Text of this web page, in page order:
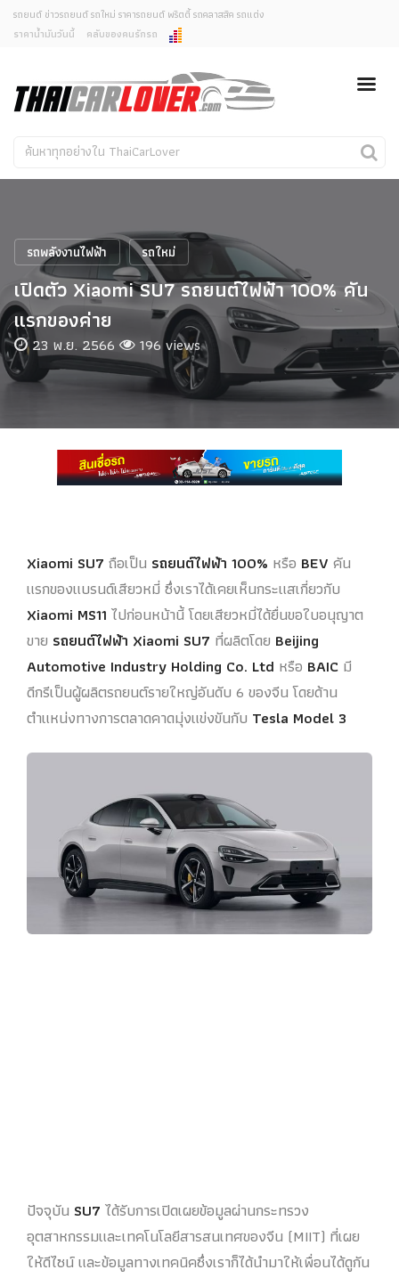
ยกเลิกการแจ้งเตือน
คุณต้องการยกเลิกการแจ้งเตือนข่าวสารเมื่อมีการอัพเดต
ใช่หรือไม่?
ไม่
รถยนต์ ข่าวรถยนต์ รถใหม่ ราคารถยนต์ พริตตี้ รถคลาสสิค รถแต่ง
ราคาน้ำมันวันนี้
คลับของคนรักรถ
รถใหม่
คนรักรถ
รถแต่ง
Car In The Movie
สเปคราคา รถยนต์
รถพลังงานไฟฟ้า รถใหม่
เปิดตัว Xiaomi SU7 รถยนต์ไฟฟ้า 100% คัน
แรกของค่าย
23 พ.ย. 2566 196 views
Xiaomi SU7 ถือเป็น รถยนต์ไฟฟ้า 100% หรือ BEV คัน
แรกของแบรนด์เสียวหมี่ ซึ่งเราได้เคยเห็นกระแสเกี่ยวกับ
Xiaomi MS11 ไปก่อนหน้านี้ โดยเสียวหมี่ได้ยื่นขอใบอนุญาต
ขาย รถยนต์ไฟฟ้า Xiaomi SU7 ที่ผลิตโดย Beijing
Automotive Industry Holding Co. Ltd หรือ BAIC มี
ดีกรีเป็นผู้ผลิตรถยนต์รายใหญ่อันดับ 6 ของจีน โดยด้าน
ตำแหน่งทางการตลาดคาดมุ่งแข่งขันกับ Tesla Model 3
ปัจจุบัน SU7 ได้รับการเปิดเผยข้อมูลผ่านกระทรวง
อุตสาหกรรมและเทคโนโลยีสารสนเทศของจีน (MIIT) ที่เผย
ให้ดีไซน์ และข้อมูลทางเทคนิคซึ่งเราก็ได้นำมาให้เพื่อนได้ดูกัน